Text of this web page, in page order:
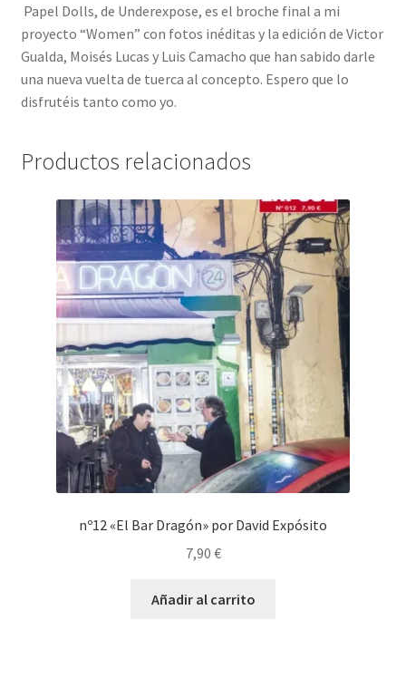
Papel Dolls, de Underexpose, es el broche final a mi
proyecto “Women” con fotos inéditas y la edición de Victor
Gualda, Moisés Lucas y Luis Camacho que han sabido darle
una nueva vuelta de tuerca al concepto. Espero que lo
disfrutéis tanto como yo.
Productos relacionados
nº12 «El Bar Dragón» por David Expósito
7,90 €
Añadir al carrito